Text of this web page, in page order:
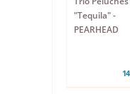
"Tequila" -
PEARHEAD